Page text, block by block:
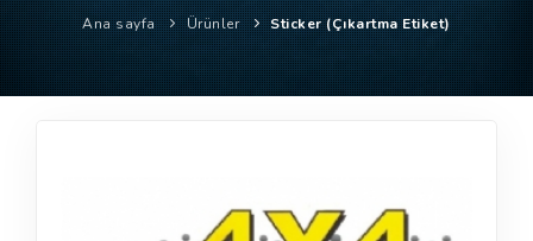
ÜRÜNLER
NASIL ÇALIŞIR?
Ana sayfa Ürünler Sticker (Çıkartma Etiket)